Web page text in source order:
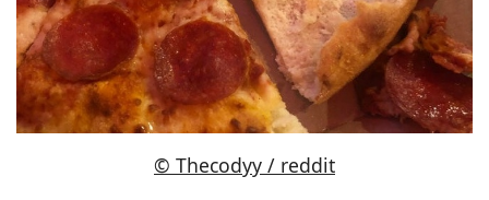
© Thecodyy / reddit